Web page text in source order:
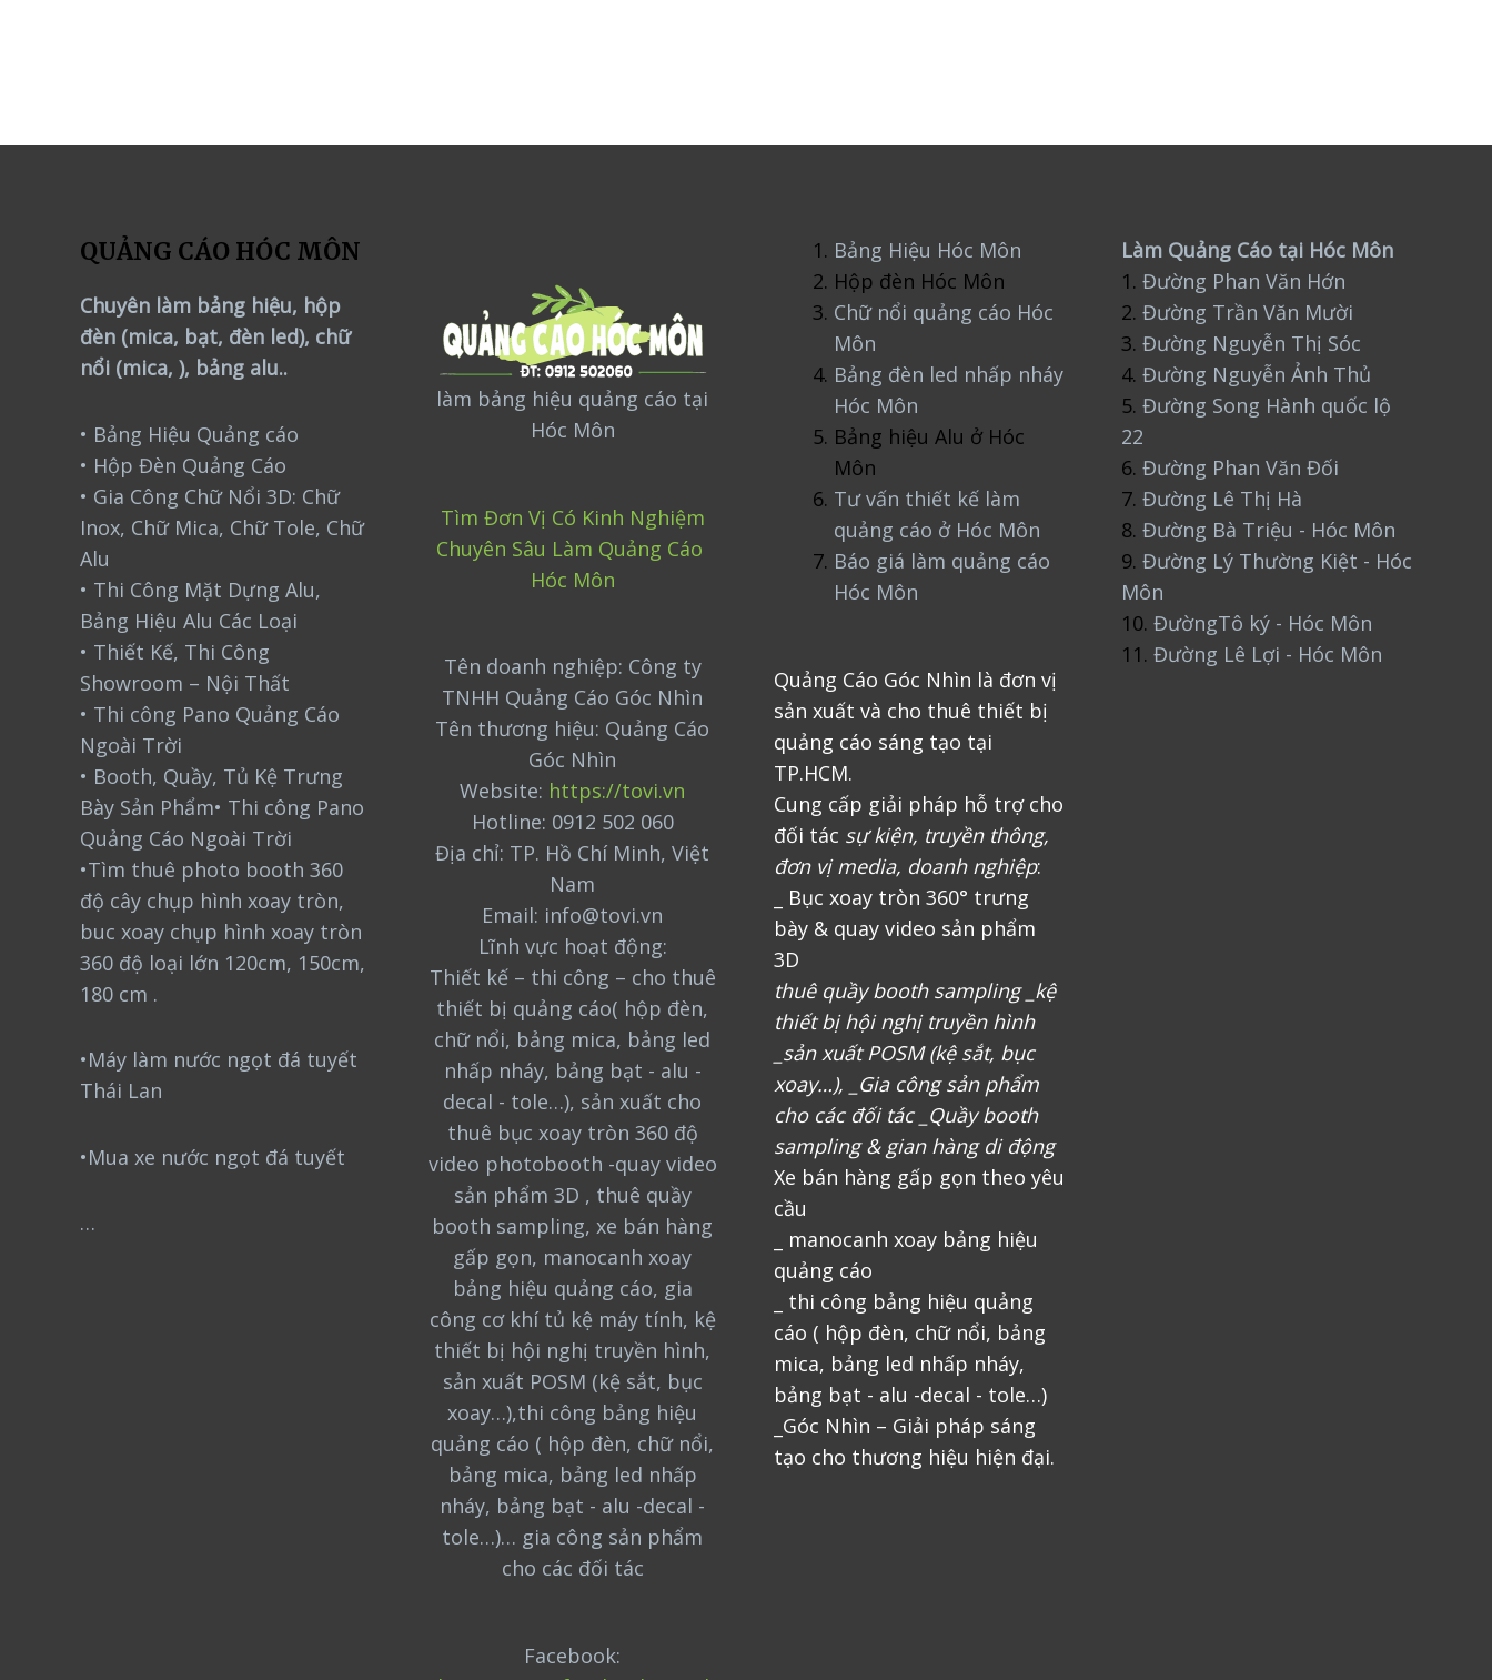
QUẢNG CÁO HÓC MÔN
Chuyên làm bảng hiệu, hộp
đèn (mica, bạt, đèn led), chữ
nổi (mica, ), bảng alu..
• Bảng Hiệu Quảng cáo
• Hộp Đèn Quảng Cáo
• Gia Công Chữ Nổi 3D: Chữ
Inox, Chữ Mica, Chữ Tole, Chữ
Alu
• Thi Công Mặt Dựng Alu,
Bảng Hiệu Alu Các Loại
• Thiết Kế, Thi Công
Showroom – Nội Thất
• Thi công Pano Quảng Cáo
Ngoài Trời
• Booth, Quầy, Tủ Kệ Trưng
Bày Sản Phẩm• Thi công Pano
Quảng Cáo Ngoài Trời
•Tìm thuê photo booth 360
độ cây chụp hình xoay tròn,
buc xoay chụp hình xoay tròn
360 độ loại lớn 120cm, 150cm,
180 cm .
•Máy làm nước ngọt đá tuyết
Thái Lan
•Mua xe nước ngọt đá tuyết
…
làm bảng hiệu quảng cáo tại
Hóc Môn
Tìm Đơn Vị Có Kinh Nghiệm
Chuyên Sâu Làm Quảng Cáo
Hóc Môn
Tên doanh nghiệp: Công ty
TNHH Quảng Cáo Góc Nhìn
Tên thương hiệu: Quảng Cáo
Góc Nhìn
Website: https://tovi.vn
Hotline: 0912 502 060
Địa chỉ: TP. Hồ Chí Minh, Việt
Nam
Email: info@tovi.vn
Lĩnh vực hoạt động:
Thiết kế – thi công – cho thuê
thiết bị quảng cáo( hộp đèn,
chữ nổi, bảng mica, bảng led
nhấp nháy, bảng bạt - alu -
decal - tole…), sản xuất cho
thuê bục xoay tròn 360 độ
video photobooth -quay video
sản phẩm 3D , thuê quầy
booth sampling, xe bán hàng
gấp gọn, manocanh xoay
bảng hiệu quảng cáo, gia
công cơ khí tủ kệ máy tính, kệ
thiết bị hội nghị truyền hình,
sản xuất POSM (kệ sắt, bục
xoay…),thi công bảng hiệu
quảng cáo ( hộp đèn, chữ nổi,
bảng mica, bảng led nhấp
nháy, bảng bạt - alu -decal -
tole…)… gia công sản phẩm
cho các đối tác
Facebook:
Bảng Hiệu Hóc Môn
Hộp đèn Hóc Môn
Chữ nổi quảng cáo Hóc
Môn
Bảng đèn led nhấp nháy
Hóc Môn
Bảng hiệu Alu ở Hóc
Môn
Tư vấn thiết kế làm
quảng cáo ở Hóc Môn
Báo giá làm quảng cáo
Hóc Môn
Quảng Cáo Góc Nhìn là đơn vị
sản xuất và cho thuê thiết bị
quảng cáo sáng tạo tại
TP.HCM.
Cung cấp giải pháp hỗ trợ cho
đối tác sự kiện, truyền thông,
đơn vị media, doanh nghiệp:
_ Bục xoay tròn 360° trưng
bày & quay video sản phẩm
3D
thuê quầy booth sampling _kệ
thiết bị hội nghị truyền hình
_sản xuất POSM (kệ sắt, bục
xoay…), _Gia công sản phẩm
cho các đối tác _Quầy booth
sampling & gian hàng di động
Xe bán hàng gấp gọn theo yêu
cầu
_ manocanh xoay bảng hiệu
quảng cáo
_ thi công bảng hiệu quảng
cáo ( hộp đèn, chữ nổi, bảng
mica, bảng led nhấp nháy,
bảng bạt - alu -decal - tole…)
_Góc Nhìn – Giải pháp sáng
tạo cho thương hiệu hiện đại.
Làm Quảng Cáo tại Hóc Môn
1. Đường Phan Văn Hớn
2. Đường Trần Văn Mười
3. Đường Nguyễn Thị Sóc
4. Đường Nguyễn Ảnh Thủ
5. Đường Song Hành quốc lộ
22
6. Đường Phan Văn Đối
7. Đường Lê Thị Hà
8. Đường Bà Triệu - Hóc Môn
9. Đường Lý Thường Kiệt - Hóc
Môn
10. ĐườngTô ký - Hóc Môn
11. Đường Lê Lợi - Hóc Môn